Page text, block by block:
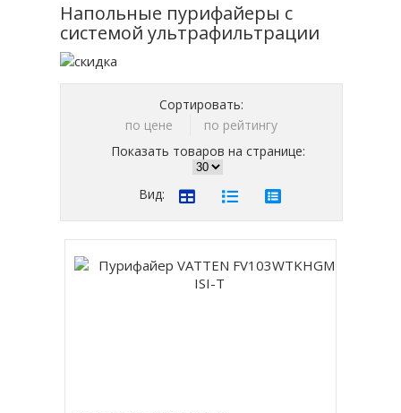
Напольные пурифайеры с
системой ультрафильтрации
Сортировать:
по цене
по рейтингу
Показать товаров на странице:
Вид: